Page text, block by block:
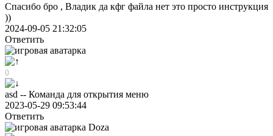
Спасибо бро , Владик да кфг файла нет это просто инструкция
))
2024-09-05 21:32:05
Ответить
0
asd -- Команда для открытия меню
2023-05-29 09:53:44
Ответить
Doza